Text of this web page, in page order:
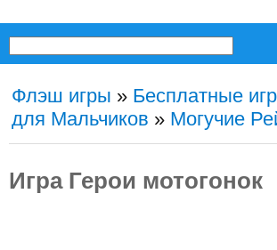
Флэш игры » Бесплатные
для Мальчиков » Могучие
Игра Герои мотогонок